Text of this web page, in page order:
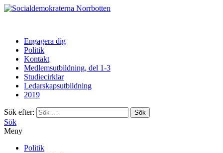
Norrbotten
Engagera dig
Politik
Kontakt
Medlemsutbildning, del 1-3
Studiecirklar
Ledarskapsutbildning
2019
Sök efter:
Sök
Meny
Politik